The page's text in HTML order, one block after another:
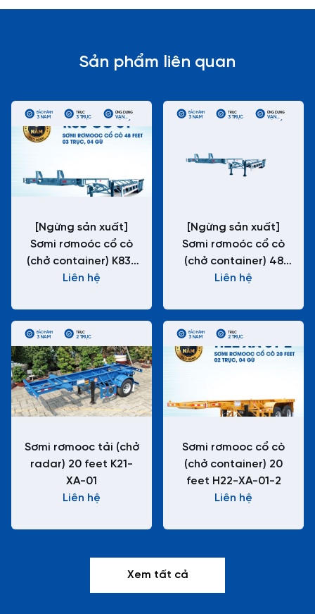
Sản phẩm liên quan
BẢO HÀNH
3 NĂM
TRỤC
3 TRỤC
ỨNG DỤNG
VẬN
CONTAINER
LẠNH
[Ngừng sản xuất]
Sơmi rơmoóc cổ cò
(chở container) K83-
CC-01
Liên hệ
BẢO HÀNH
3 NĂM
TRỤC
3 TRỤC
ỨNG DỤNG
VẬN
[Ngừng sản xuất]
Sơmi rơmoóc cổ cò
(chở container) 48
feet K83-CC-01-1
Liên hệ
BẢO HÀNH
3 NĂM
TRỤC
2 TRỤC
Sơmi rơmooc tải (chở
radar) 20 feet K21-
XA-01
Liên hệ
BẢO HÀNH
3 NĂM
TRỤC
2 TRỤC
Sơmi rơmooc cổ cò
(chở container) 20
feet H22-XA-01-2
Liên hệ
Xem tất cả